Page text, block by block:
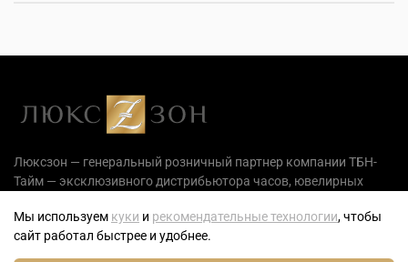
Люксзон — генеральный розничный партнер компании ТБН-
Тайм — эксклюзивного дистрибьютора часов, ювелирных
Мы используем куки и рекомендательные технологии, чтобы
сайт работал быстрее и удобнее.